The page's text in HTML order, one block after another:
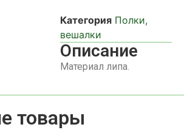
Категория Полки,
вешалки
Описание
Материал липа.
товары